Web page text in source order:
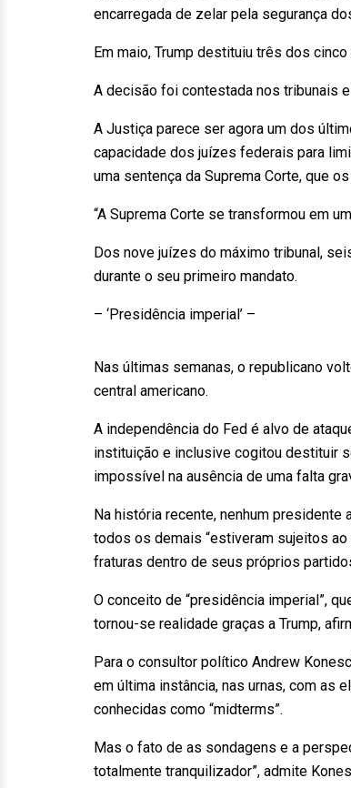
encarregada de zelar pela segurança
Em maio, Trump destituiu três dos
A decisão foi contestada nos tribunais
A Justiça parece ser agora um dos
capacidade dos juízes federais para
uma sentença da Suprema Corte, que
“A Suprema Corte se transformou em
Dos nove juízes do máximo tribunal,
durante o seu primeiro mandato.
– ‘Presidência imperial’ –
Nas últimas semanas, o republicano
central americano.
A independência do Fed é alvo de
instituição e inclusive cogitou destituir
impossível na ausência de uma falta
Na história recente, nenhum presidente
todos os demais “estiveram sujeitos
fraturas dentro de seus próprios
O conceito de “presidência imperial”,
tornou-se realidade graças a Trump,
Para o consultor político Andrew
em última instância, nas urnas, com as
conhecidas como “midterms”.
Mas o fato de as sondagens e a
totalmente tranquilizador”, admite